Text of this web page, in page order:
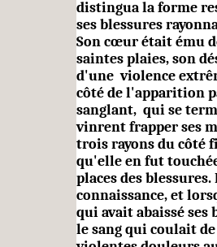
distingua la forme
ses blessures
Son cœur était ému
saintes plaies, son
d'une vio­lence
côté de l'appa­rition
sanglant, qui se
vinrent frapper ses
trois rayons du côté
qu'elle en fut
places des
connaissance, et
qui avait abaissé ses
le sang qui coulait